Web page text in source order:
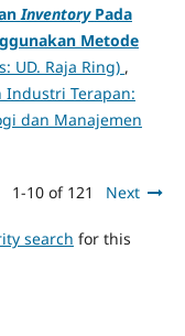
Inventory Pada
Metode
UD. Raja Ring) ,
Industri Terapan:
dan Manajemen
1-10 of 121 Next
search for this